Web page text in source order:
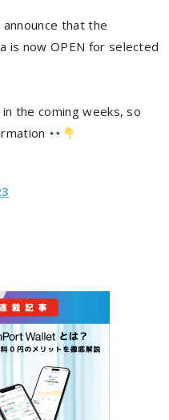
that the
is now OPEN for selected
the coming weeks, so